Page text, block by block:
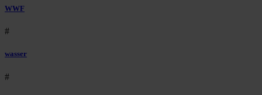
WWF
#
wasser
#